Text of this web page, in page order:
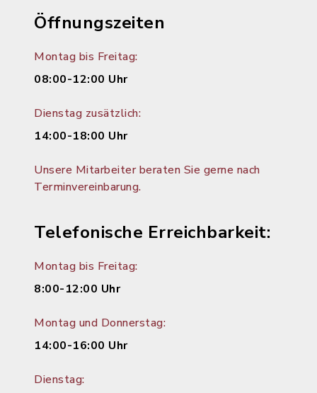
Öffnungszeiten
Montag bis Freitag:
08:00-12:00 Uhr
Dienstag zusätzlich:
14:00-18:00 Uhr
Unsere Mitarbeiter beraten Sie gerne nach
Terminvereinbarung.
Telefonische Erreichbarkeit:
Montag bis Freitag:
8:00-12:00 Uhr
Montag und Donnerstag:
14:00-16:00 Uhr
Dienstag: